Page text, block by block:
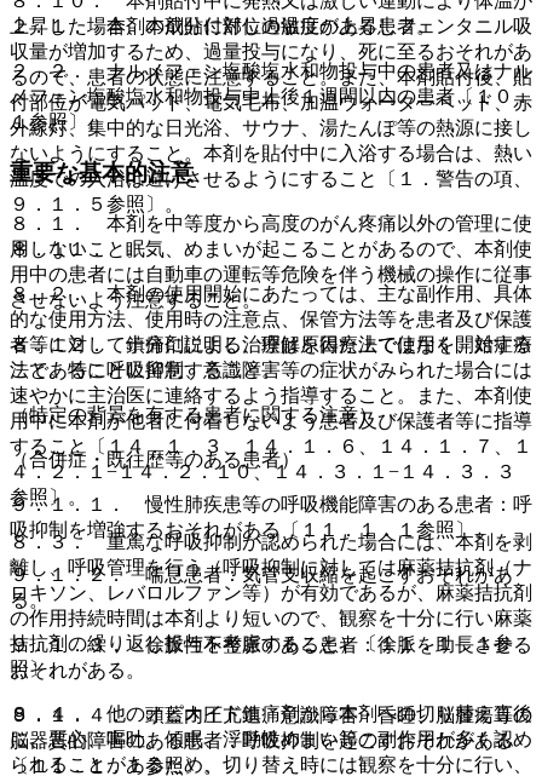
上昇した場合、本剤貼付部位の温度が上昇しフェンタニル吸
収量が増加するため、過量投与になり、死に至るおそれがあ
るので、患者の状態に注意すること。また、本剤貼付後、貼
付部位が電気パッド、電気毛布、加温ウォーターベッド、赤
外線灯、集中的な日光浴、サウナ、湯たんぽ等の熱源に接し
ないようにすること。本剤を貼付中に入浴する場合は、熱い
温度での入浴は避けさせるようにすること〔１．警告の項、
９．１．５参照〕。
８．１１． 眠気、めまいが起こることがあるので、本剤使
用中の患者には自動車の運転等危険を伴う機械の操作に従事
させないよう注意すること。
８．１２． 鎮痛剤による治療は原因療法ではなく、対症療
法であることに留意すること。
（特定の背景を有する患者に関する注意）
（合併症・既往歴等のある患者）
９．１．１． 慢性肺疾患等の呼吸機能障害のある患者：呼
吸抑制を増強するおそれがある〔１１．１．１参照〕。
９．１．２． 喘息患者：気管支収縮を起こすおそれがあ
る。
９．１．３． 徐脈性不整脈のある患者：徐脈を助長させる
おそれがある。
９．１．４． 頭蓋内圧亢進、意識障害・昏睡、脳腫瘍等の
脳器質的障害のある患者：呼吸抑制を起こすおそれがある
〔１１．１．１参照〕。
２．１． 本剤の成分に対し過敏症のある患者。
２．２． ナルメフェン塩酸塩水和物投与中の患者又はナル
メフェン塩酸塩水和物投与中止後１週間以内の患者〔１０．
１参照〕。
重要な基本的注意
８．１． 本剤を中等度から高度のがん疼痛以外の管理に使
用しないこと。
８．２． 本剤の使用開始にあたっては、主な副作用、具体
的な使用方法、使用時の注意点、保管方法等を患者及び保護
者等に対して十分に説明し、理解を得た上で使用を開始する
こと。特に呼吸抑制、意識障害等の症状がみられた場合には
速やかに主治医に連絡するよう指導すること。また、本剤使
用中に本剤が他者に付着しないよう患者及び保護者等に指導
すること〔１４．１．３、１４．１．６、１４．１．７、１
４．２．１−１４．２．１０、１４．３．１−１４．３．３
参照〕。
８．３． 重篤な呼吸抑制が認められた場合には、本剤を剥
離し、呼吸管理を行う（呼吸抑制に対しては麻薬拮抗剤（ナ
ロキソン、レバロルファン等）が有効であるが、麻薬拮抗剤
の作用持続時間は本剤より短いので、観察を十分に行い麻薬
拮抗剤の繰り返し投与を考慮すること）〔１１．１．１参
照〕。
８．４． 他のオピオイド鎮痛剤から本剤への切り替え直後
に、悪心、嘔吐、傾眠、浮動性めまい等の副作用が多く認め
られることがあるため、切り替え時には観察を十分に行い、